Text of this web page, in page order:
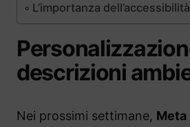
L’importanza
descrizioni
Nei prossimi settimane, Meta